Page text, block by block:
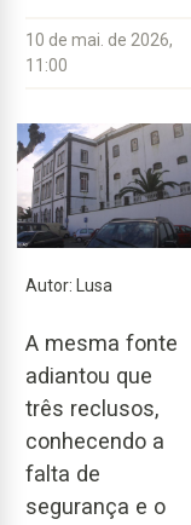
10 de mai. de 2026,
11:00
Autor: Lusa
A mesma fonte
adiantou que
três reclusos,
conhecendo a
falta de
segurança e o